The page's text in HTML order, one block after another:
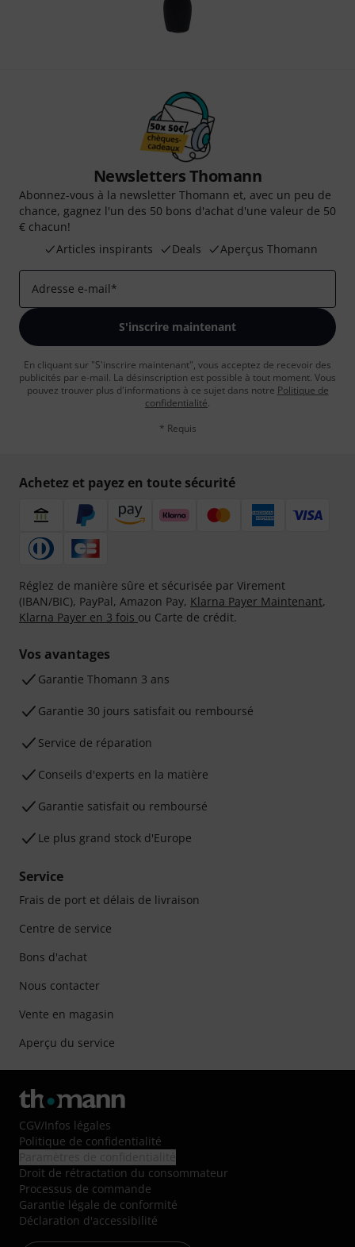
Newsletters Thomann
Abonnez-vous à la newsletter Thomann et, avec un peu de
chance, gagnez l'un des 50 bons d'achat d'une valeur de 50
€ chacun!
Articles inspirants
Deals Aperçus Thomann
Adresse e-mail*
S'inscrire maintenant
En cliquant sur "S'inscrire maintenant", vous acceptez de recevoir des
publicités par e-mail. La désinscription est possible à tout moment. Vous
pouvez trouver plus d'informations à ce sujet dans notre Politique de
confidentialité.
* Requis
Achetez et payez en toute sécurité
Réglez de manière sûre et sécurisée par Virement
(IBAN/BIC), PayPal, Amazon Pay, Klarna Payer Maintenant,
Klarna Payer en 3 fois ou Carte de crédit.
Vos avantages
Ga­ran­tie Thomann 3 ans
Garantie 30 jours satisfait ou remboursé
Service de réparation
Conseils d'experts en la matière
Garantie satisfait ou remboursé
Le plus grand stock d'Europe
Service
Frais de port et délais de livraison
Centre de service
Bons d'achat
Nous contacter
Vente en magasin
Aperçu du service
CGV/Infos légales
Politique de confidentialité
Droit de rétractation du consommateur
Processus de commande
Garantie légale de conformité
Déclaration d'accessibilité